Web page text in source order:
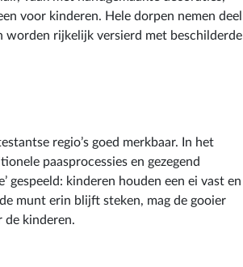
voor kinderen. Hele dorpen nemen deel
worden rijkelijk versierd met beschilderde
regio’s goed merkbaar. In het
paasprocessies en gezegend
gespeeld: kinderen houden een ei vast en
munt erin blijft steken, mag de gooier
de kinderen.